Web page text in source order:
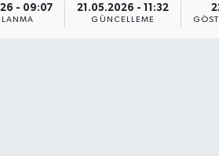
- 09:07 21.05.2026 - 11:32
GÜNCELLEME